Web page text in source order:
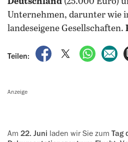
Unternehmen, darunter wie
landeseigene Gesellschaften.
Teilen:
auf Facebook teilen
auf X teilen
per
Anzeige
Am 22. Juni laden wir Sie zum Tag